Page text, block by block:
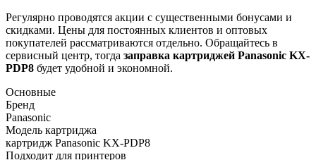
Регулярно проводятся акции с существенными бонусами и
скидками. Цены для постоянных клиентов и оптовых
покупателей рассматриваются отдельно. Обращайтесь в
сервисный центр, тогда заправка картриджей Panasonic KX-
PDP8 будет удобной и экономной.
Основные
Бренд
Panasonic
Модель картриджа
картридж Panasonic KX-PDP8
Подходит для принтеров